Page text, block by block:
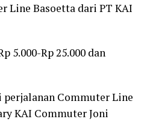
Line Basoetta dari PT KAI
5.000-Rp 25.000 dan
perjalanan Commuter Line
KAI Commuter Joni